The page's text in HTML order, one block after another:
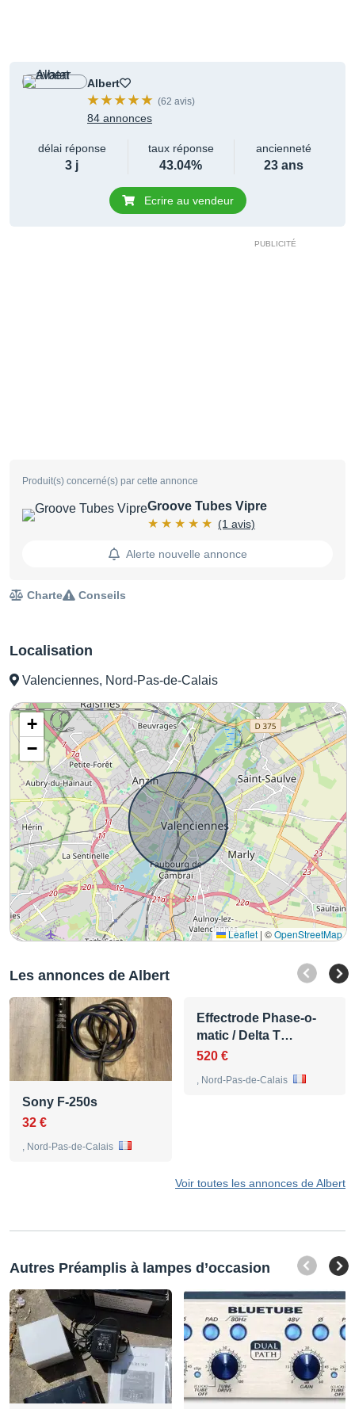
Localisation
Valenciennes, Nord-Pas-de-Calais
+
−
Leaflet | ©OpenStreetMap
Les annonces de Albert
Sony F-250s
32 €
, Nord-Pas-de-Calais
Effectrode Phase-o-
matic / Delta T…
520 €
, Nord-Pas-de-Calais
Voir toutes les annonces de Albert
Albert
(62 avis)
84 annonces
délai réponse
3 j
taux réponse
43.04%
ancienneté
23 ans
Ecrire au vendeur
Produit(s) concerné(s) par cette annonce
Groove Tubes Vipre
(1 avis)
Alerte nouvelle annonce
Charte Conseils
Autres Préamplis à lampes d’occasion